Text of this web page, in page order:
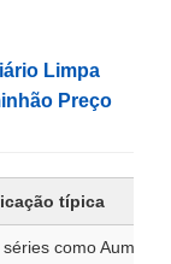
Limpa
Preço
típica
como